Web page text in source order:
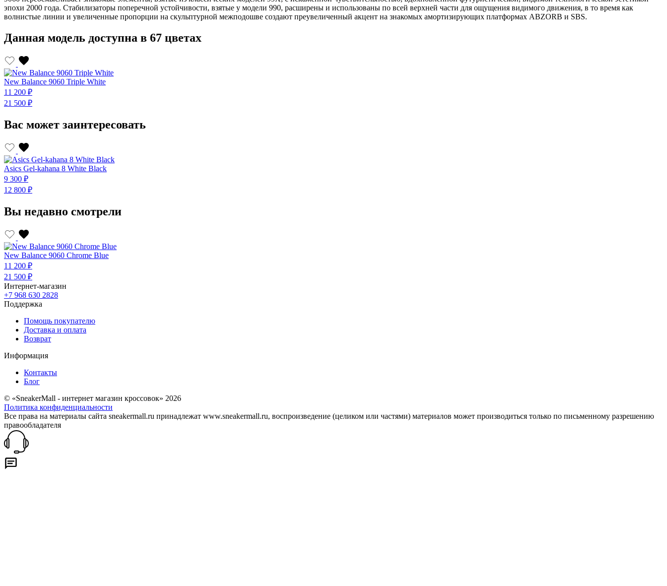
эпохи 2000 года. Стабилизаторы поперечной устойчивости, взятые у модели 990, расширены и использованы по всей верхней части для ощущения видимого движения, в то время как
волнистые линии и увеличенные пропорции на скульптурной межподошве создают преувеличенный акцент на знакомых амортизирующих платформах ABZORB и SBS.
Данная модель доступна в 67 цветах
New Balance 9060 Triple White
11 200 ₽
21 500 ₽
Вас может заинтересовать
Asics Gel-kahana 8 White Black
9 300 ₽
12 800 ₽
Вы недавно смотрели
New Balance 9060 Chrome Blue
11 200 ₽
21 500 ₽
Интернет-магазин
+7 968 630 2828
Поддержка
Помощь покупателю
Доставка и оплата
Возврат
Информация
Контакты
Блог
© «SneakerMall - интернет магазин кроссовок» 2026
Политика конфиденциальности
Все права на материалы сайта sneakermall.ru принадлежат www.sneakermall.ru, воспроизведение (целиком или частями) материалов может производиться только по письменному разрешению
правообладателя